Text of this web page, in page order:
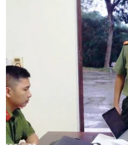
Gojek ghi nhận lượng đơn
trong 3 tháng đầu năm 2022
T.U/
Sau đại dịch COVID-
chung và tiêu dùng